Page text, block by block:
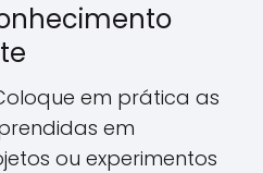
em prática as
em
ou experimentos